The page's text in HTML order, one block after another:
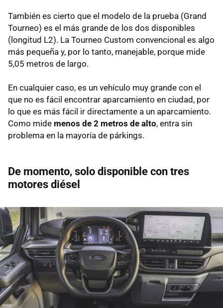
También es cierto que el modelo de la prueba (Grand
Tourneo) es el más grande de los dos disponibles
(longitud L2). La Tourneo Custom convencional es algo
más pequeña y, por lo tanto, manejable, porque mide
5,05 metros de largo.
En cualquier caso, es un vehículo muy grande con el
que no es fácil encontrar aparcamiento en ciudad, por
lo que es más fácil ir directamente a un aparcamiento.
Como mide menos de 2 metros de alto, entra sin
problema en la mayoría de párkings.
De momento, solo disponible con tres
motores diésel